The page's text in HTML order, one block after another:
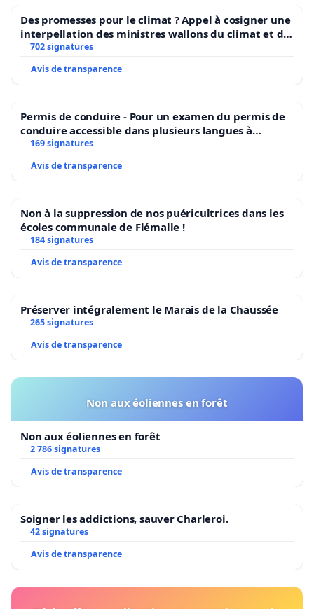
Des promesses pour le climat ? Appel à cosigner une
interpellation des ministres wallons du climat et de
l’environnement.
702 signatures
Avis de transparence
Permis de conduire - Pour un examen du permis de
conduire accessible dans plusieurs langues à
Bruxelles
169 signatures
Avis de transparence
Non à la suppression de nos puéricultrices dans les
écoles communale de Flémalle !
184 signatures
Avis de transparence
Préserver intégralement le Marais de la Chaussée
265 signatures
Avis de transparence
Non aux éoliennes en forêt
Non aux éoliennes en forêt
2 786 signatures
Avis de transparence
Soigner les addictions, sauver Charleroi.
42 signatures
Avis de transparence